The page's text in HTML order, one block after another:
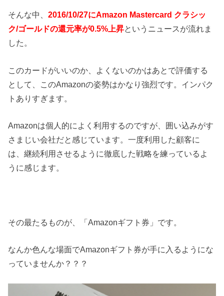
そんな中、2016/10/27にAmazon Mastercard クラシッ
ク/ゴールドの還元率が0.5%上昇というニュースが流れま
した。
このカードがいいのか、よくないのかはあとで評価する
として、このAmazonの姿勢はかなり強烈です。インパク
トありすぎます。
Amazonは個人的によく利用するのですが、囲い込みがす
さまじい会社だと感じています。一度利用した顧客に
は、継続利用させるように徹底した戦略を練っているよ
うに感じます。
その最たるものが、「Amazonギフト券」です。
なんか色んな場面でAmazonギフト券が手に入るようにな
っていませんか？？？